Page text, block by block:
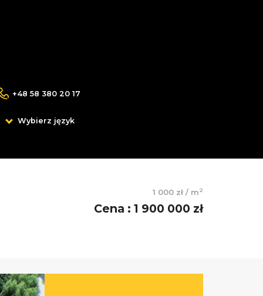
+48 58 380 20 17
Wybierz język
1 000 zł / m2
Cena : 1 900 000 zł